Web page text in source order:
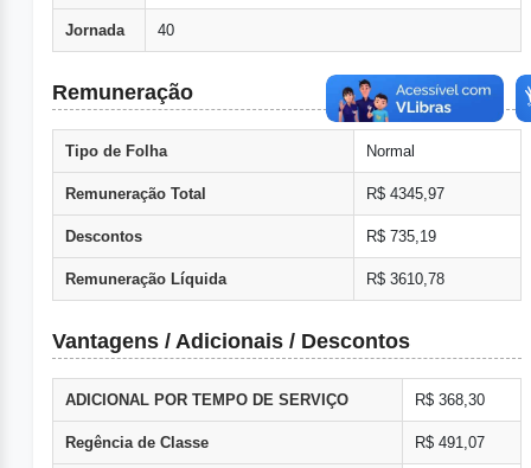
Jornada 40
Remuneração
Tipo de Folha Normal
Remuneração Total R$ 4345,97
Descontos R$ 735,19
Remuneração Líquida R$ 3610,78
Vantagens / Adicionais / Descontos
ADICIONAL POR TEMPO DE SERVIÇO R$ 368,30
Regência de Classe R$ 491,07